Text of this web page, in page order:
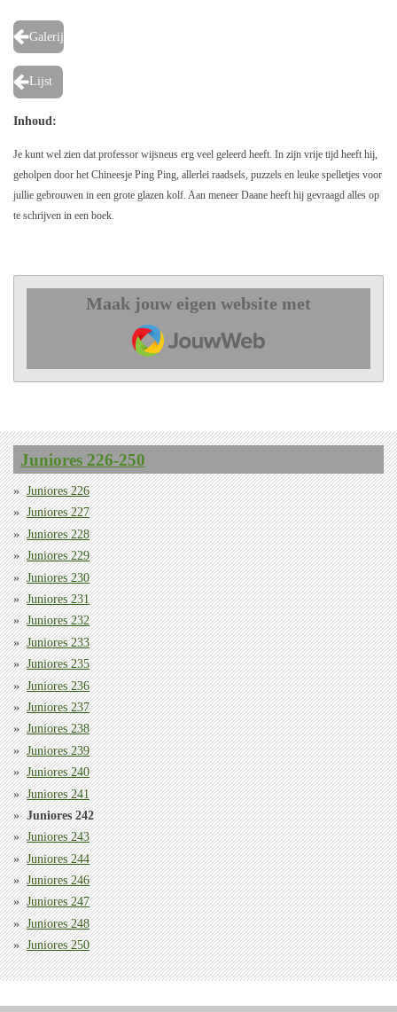
Galerij
Lijst
Inhoud:
Je kunt wel zien dat professor wijsneus erg veel geleerd heeft. In zijn vrije tijd heeft hij,
geholpen door het Chineesje Ping Ping, allerlei raadsels, puzzels en leuke spelletjes voor
jullie gebrouwen in een grote glazen kolf. Aan meneer Daane heeft hij gevraagd alles op
te schrijven in een boek.
Maak jouw eigen website met
JouwWeb
Juniores 226-250
Juniores 226
Juniores 227
Juniores 228
Juniores 229
Juniores 230
Juniores 231
Juniores 232
Juniores 233
Juniores 235
Juniores 236
Juniores 237
Juniores 238
Juniores 239
Juniores 240
Juniores 241
Juniores 242
Juniores 243
Juniores 244
Juniores 246
Juniores 247
Juniores 248
Juniores 250